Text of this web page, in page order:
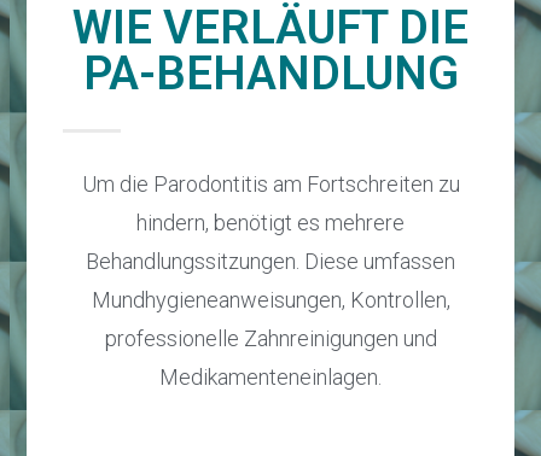
WIE VERLÄUFT DIE
PA-BEHANDLUNG
Um die Parodontitis am Fortschreiten zu
hindern, benötigt es mehrere
Behandlungssitzungen. Diese umfassen
Mundhygieneanweisungen, Kontrollen,
professionelle Zahnreinigungen und
Medikamenteneinlagen.